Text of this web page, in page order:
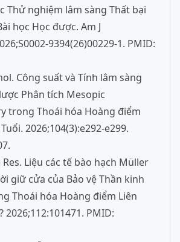
Thử nghiệm lâm sàng Thất bại
học Học được. Am J
9394(26)00229-1. PMID:
Công suất và Tính lâm sàng
Phân tích Mesopic
trong Thoái hóa Hoàng điểm
2026;104(3):e292-e299.
Res. Liệu các tế bào hạch Müller
giữ cửa của Bảo vệ Thần kinh
Thoái hóa Hoàng điểm Liên
2026;112:101471. PMID: